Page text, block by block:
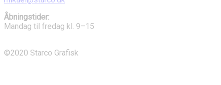
Åbningstider:
Mandag til fredag kl. 9–15
©2020 Starco Grafisk